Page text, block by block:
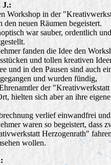
J.:
Workshop in der
den neuen Räumen begeistert.
war sauber, ordentlich
fanden die Idee den
und tollen kreativen
und in den Pausen sind auch
und wurden fündig,
der
hielten sich aber an ihre
verlief einwandfrei
waren so begeistert, dass
Herzogenrath"
wollen.